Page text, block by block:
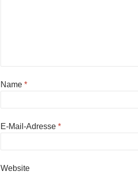
Name *
E-Mail-Adresse *
Website